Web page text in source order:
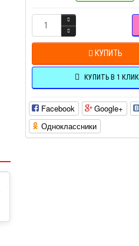
КУПИТЬ
КУПИТЬ В 1 КЛИК
Facebook Google+
Одноклассники